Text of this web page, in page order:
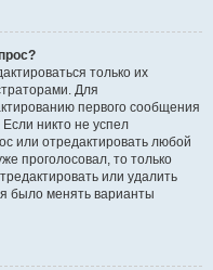
только их
Для
первого сообщения
никто не успел
или отредактировать любой
проголосовал, то только
или удалить
было менять варианты